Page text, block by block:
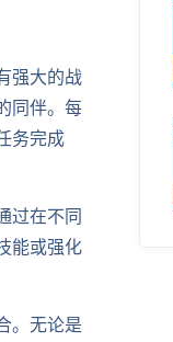
强大的战
同伴。每
务完成
过在不同
能或强化
。无论是